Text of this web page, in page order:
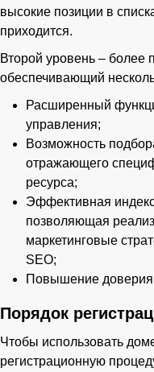
высокие позиции в
приходится.
Второй уровень – более
обеспечивающий
Расширенный
управления;
Возможность
отражающего
ресурса;
Эффективная
позволяющая
маркетинговые
SEO;
Повышение доверия
Порядок
Чтобы использовать
регистрационную